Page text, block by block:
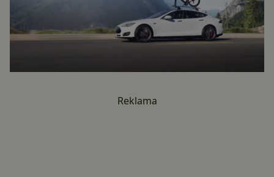
Reklama